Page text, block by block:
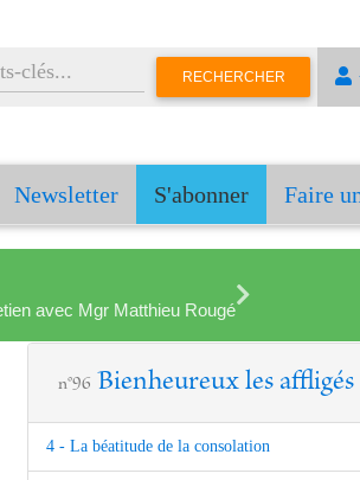
RECHERCHER
Newsletter S'abonner Faire
avec Mgr Matthieu Rougé
n°96 Bienheureux les affligés
4 - La béatitude de la consolation